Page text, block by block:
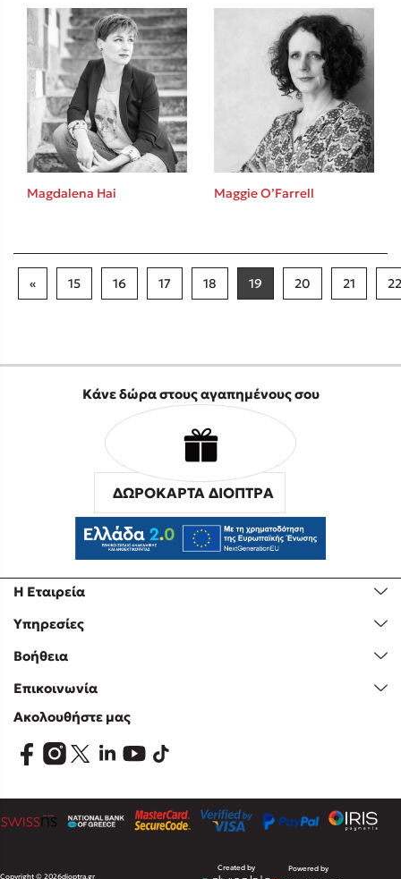
Magdalena Hai Maggie O’Farrell
« 15 16 17 18 19 20 21 22
Η Εταιρεία
Υπηρεσίες
Βοήθεια
Επικοινωνία
Κάνε δώρα στους αγαπημένους σου
ΔΩΡΟΚΑΡΤΑ ΔΙΟΠΤΡΑ
Ακολουθήστε μας
Copyright © 2026dioptra.gr
Created by Powered by